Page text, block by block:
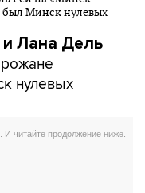
и Лана Дель
нулевых